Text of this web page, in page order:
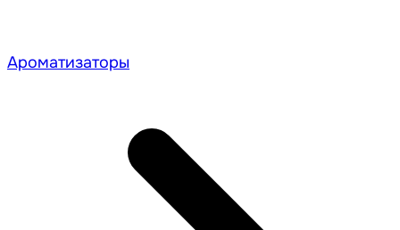
Ароматизаторы